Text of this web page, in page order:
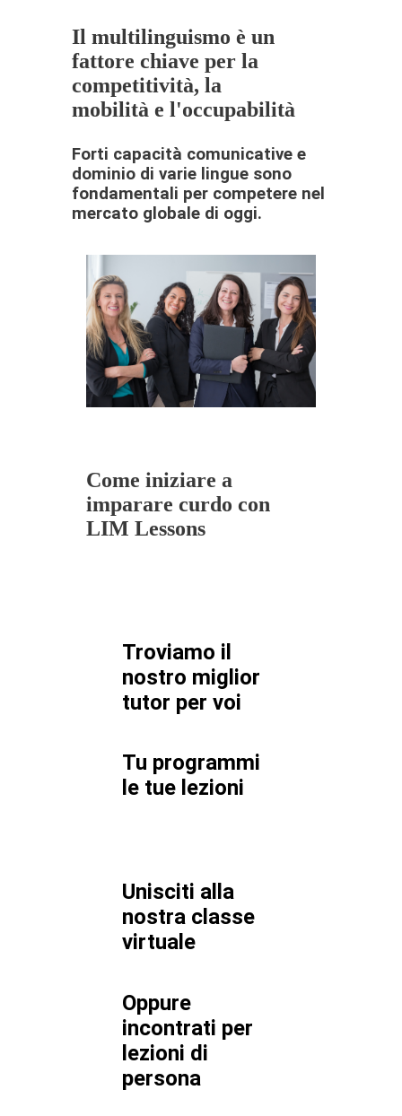
Il multilinguismo è un
fattore chiave per la
competitività, la
mobilità e l'occupabilità
Forti capacità comunicative e
dominio di varie lingue sono
fondamentali per competere nel
mercato globale di oggi.
Come iniziare a
imparare curdo con
LIM Lessons
Troviamo il
nostro miglior
tutor per voi
Tu programmi
le tue lezioni
Unisciti alla
nostra classe
virtuale
Oppure
incontrati per
lezioni di
persona